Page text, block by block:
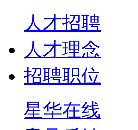
人才招聘
人才理念
招聘职位
星华在线